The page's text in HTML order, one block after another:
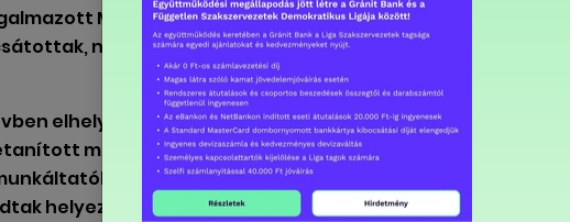
Mészáros Melinda. Elmondta azt is, hogy azon fizikai
nem valami fényes a következő időszakot, de akár az
elhelyezkedni a fizikai dolgozóknak, ugyanis nagyon
munkaerő iránt. Ez változás, mert az elmúlt években
részéről, így az alacsonyabb iskolai végzettséggel,
helyezkedni a munkavállalók. Ma már ez sokkal nehezebb.